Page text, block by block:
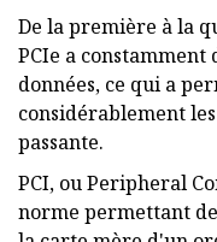
De la première à la
PCIe a
données, ce qui a
considérablement
passante.
PCI, ou Peripheral
norme permettant